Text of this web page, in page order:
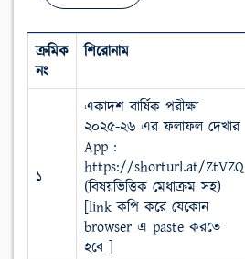
ক্রমিক
নং
শিরোনাম
১
একাদশ বার্ষিক পরীক্ষা
২০২৫-২৬ এর ফলাফল দেখার
App :
https://shorturl.at/ZtVZQ
(বিষয়ভিত্তিক মেধাক্রম সহ)
[link কপি করে যেকোন
browser এ paste করতে
হবে ]